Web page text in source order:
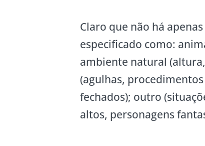
Claro que não há
especificado como:
ambiente natural
(agulhas,
fechados); outro
altos, personagens